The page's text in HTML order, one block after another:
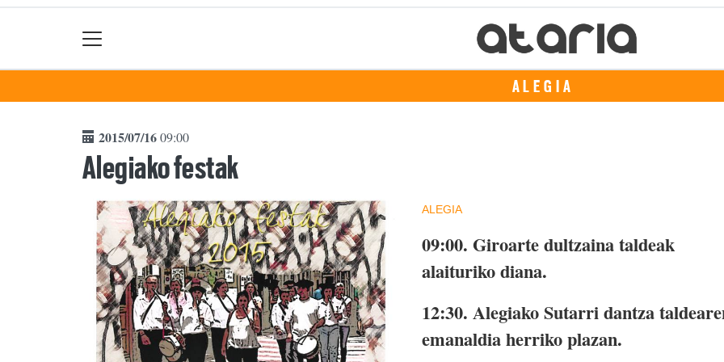
ALEGIA
2015/07/1609:00
Alegiako festak
ALEGIA
09:00. Giroarte dultzaina taldeak
alaituriko diana.
12:30. Alegiako Sutarri dantza
emanaldia herriko plazan.